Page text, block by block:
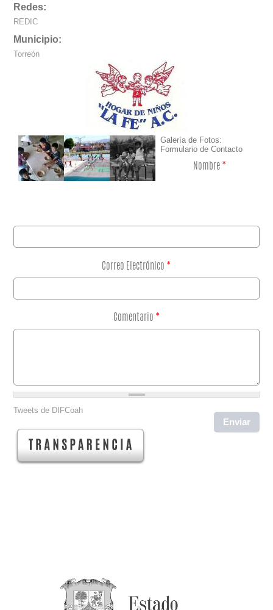
Redes:
REDIC
Municipio:
Torreón
Galería de Fotos:
Formulario de Contacto
Nombre *
Correo Electrónico *
Comentario *
Tweets de DIFCoah